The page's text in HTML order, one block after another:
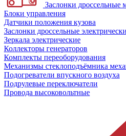
Заслонки дроссельные
Блоки управления
Датчики положения кузова
Заслонки дроссельные
Зеркала электрические
Коллекторы генераторов
Комплекты переоборудования
Механизмы стеклоподъёмника
Подогреватели впускного воздуха
Подрулевые переключатели
Провода высоковольтные